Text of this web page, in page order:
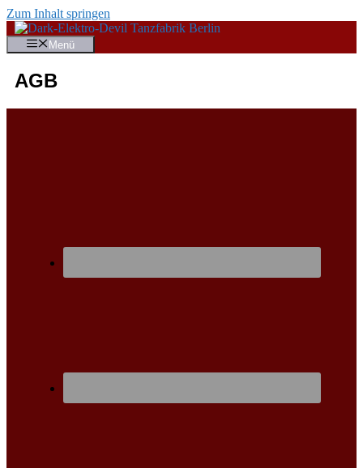
Zum Inhalt springen
Menü
AGB